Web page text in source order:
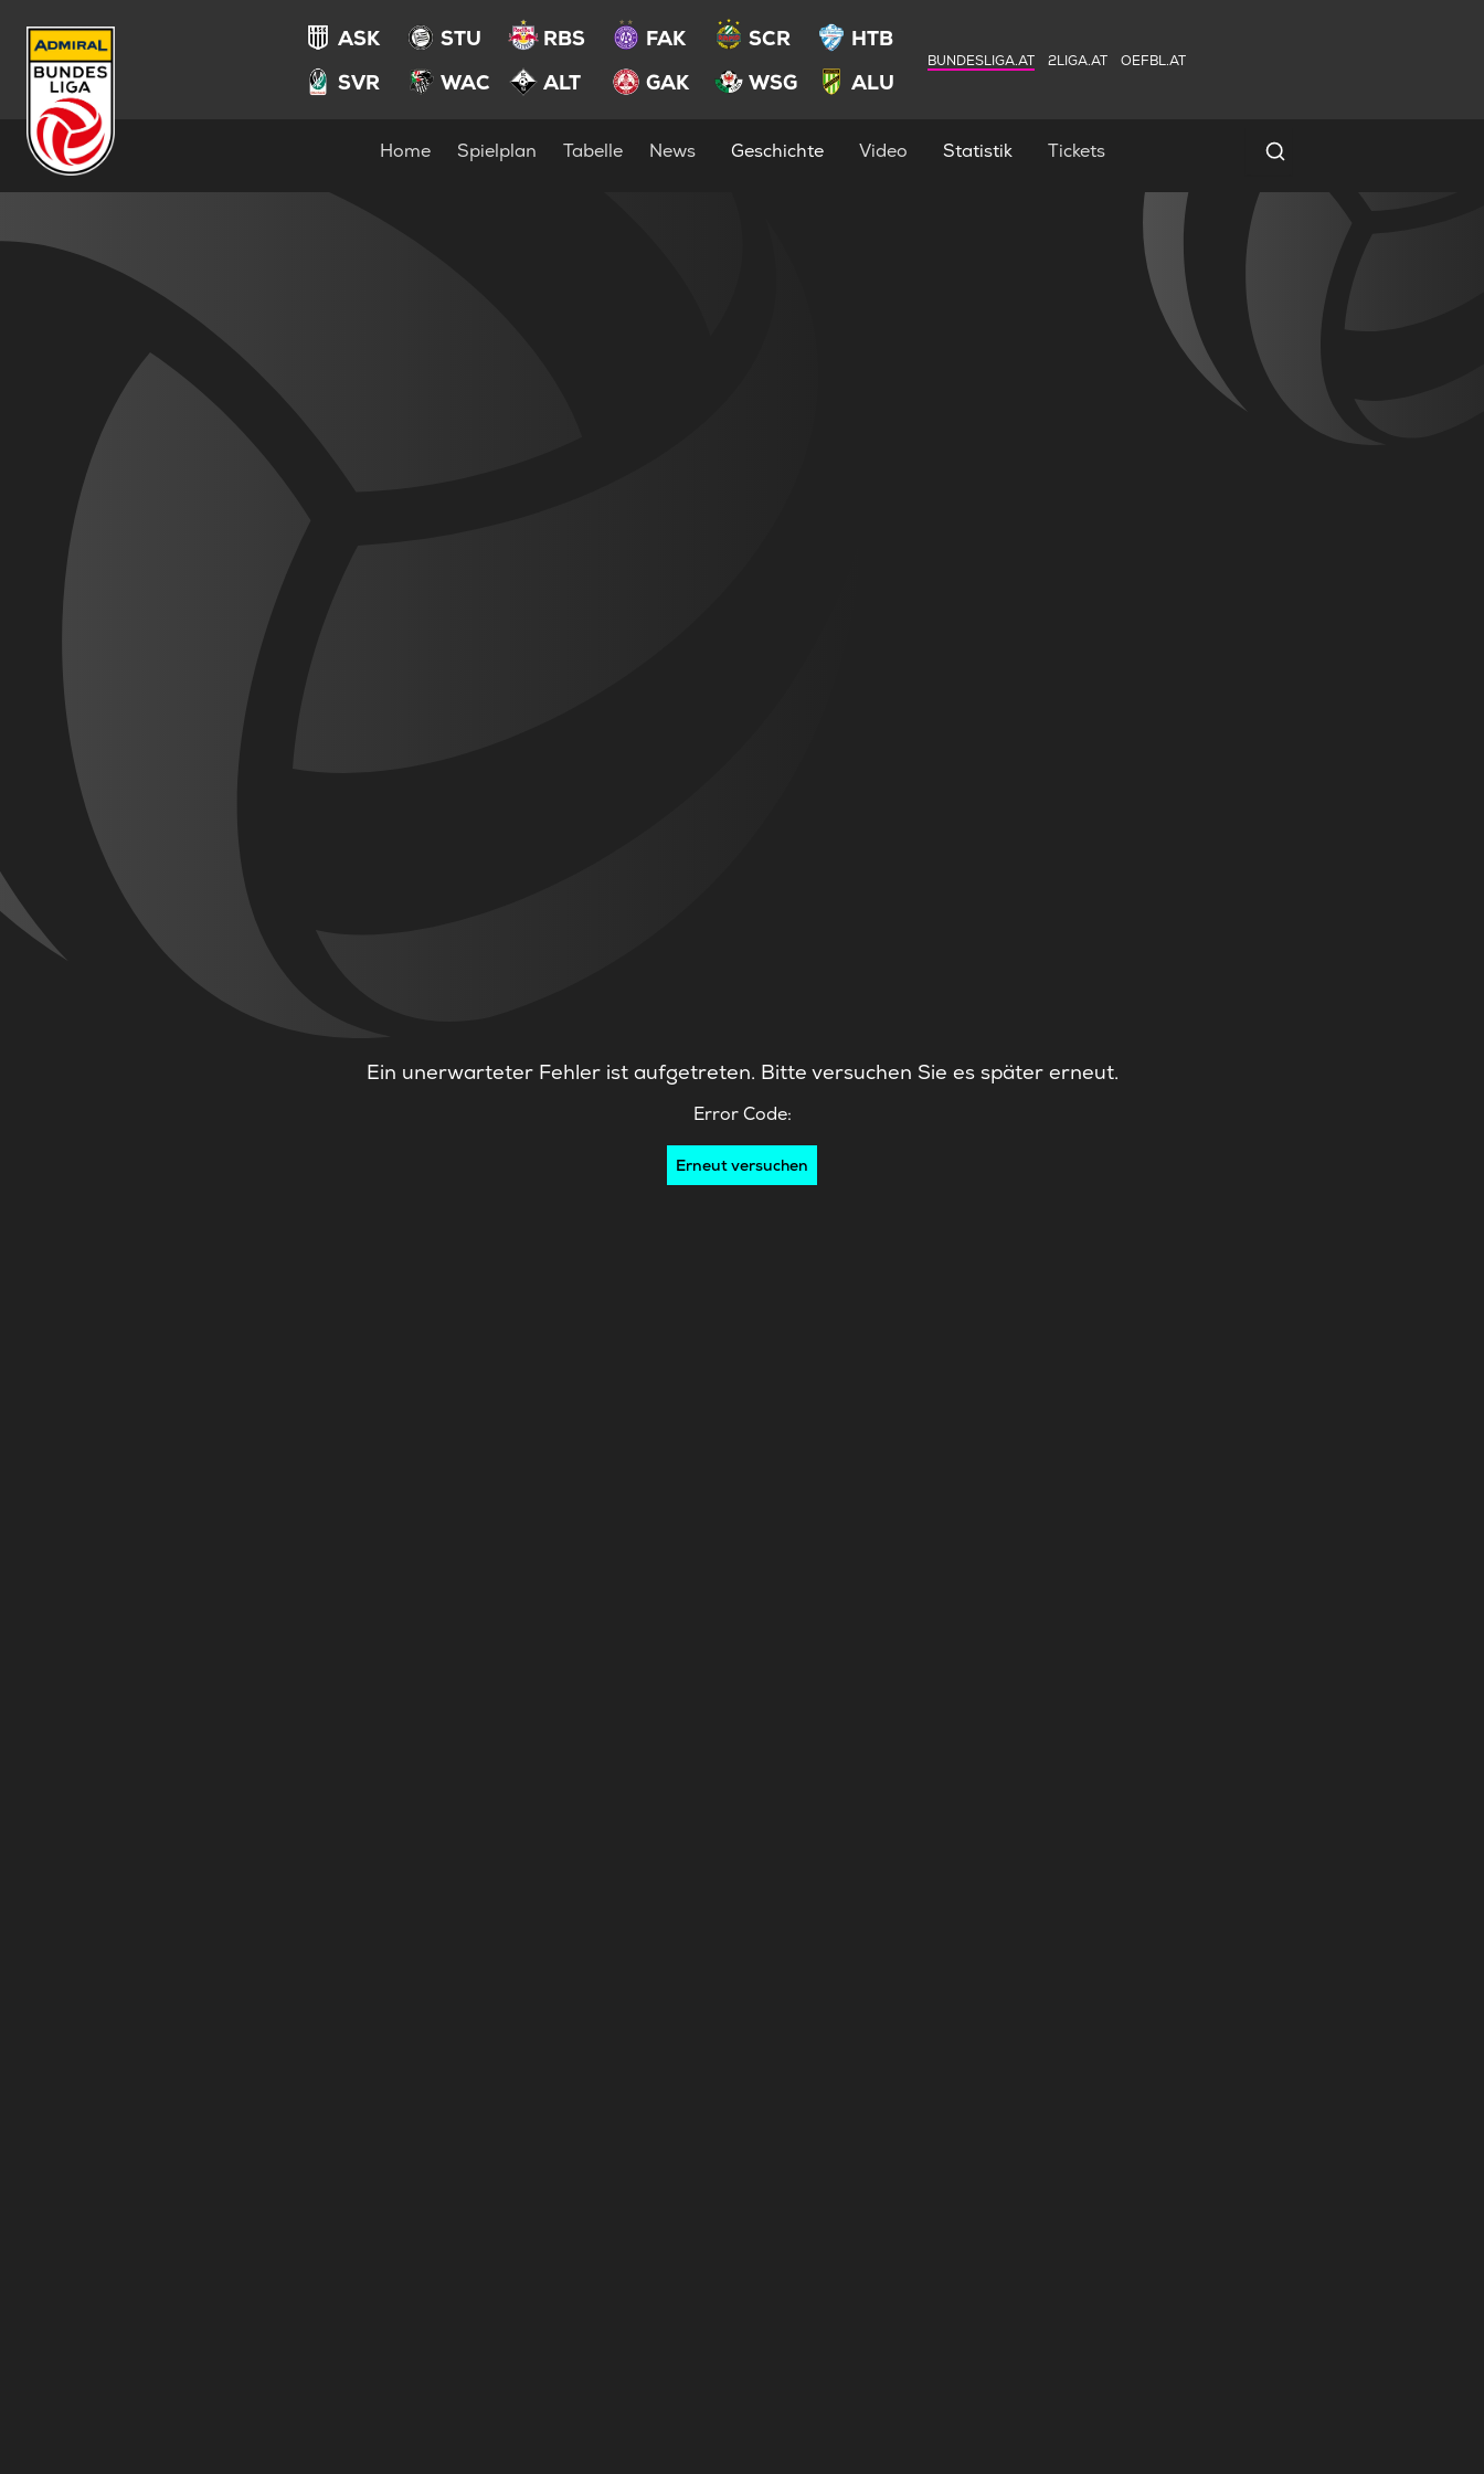
ASK STU RBS FAK SCR
HTB
SVR
WAC ALT GAK WSG ALU
BUNDESLIGA.AT 2LIGA.AT OEFBL.AT
Home Spielplan Tabelle News Geschichte Video Statistik Tickets Spielersuche
Ein unerwarteter Fehler ist aufgetreten. Bitte versuchen Sie es später erneut.
Error Code:
Erneut versuchen